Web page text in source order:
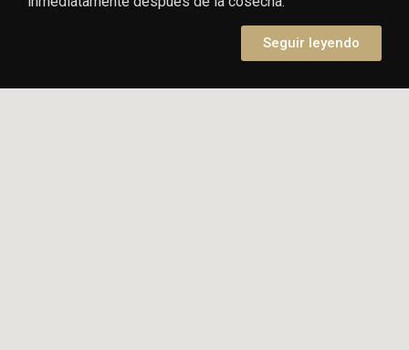
Seguir leyendo